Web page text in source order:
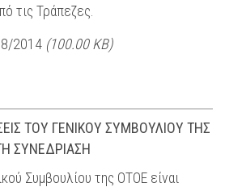
τις Τράπεζες.
2014 (100.00 KB)
ΤΟΥ ΓΕΝΙΚΟΥ ΣΥΜΒΟΥΛΙΟΥ ΤΗΣ
ΣΥΝΕΔΡΙΑΣΗ
Συμβουλίου της ΟΤΟΕ είναι